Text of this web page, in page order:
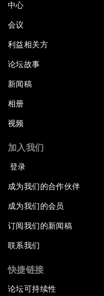
中心
会议
利益相关方
论坛故事
新闻稿
相册
视频
加入我们
登录
成为我们的合作伙伴
成为我们的会员
订阅我们的新闻稿
联系我们
快捷链接
论坛可持续性